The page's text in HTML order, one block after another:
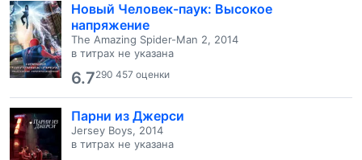
Новый Человек-паук: Высокое
напряжение
The Amazing Spider-Man 2, 2014
в титрах не указана
6.7290 457 оценки
Парни из Джерси
Jersey Boys, 2014
в титрах не указана